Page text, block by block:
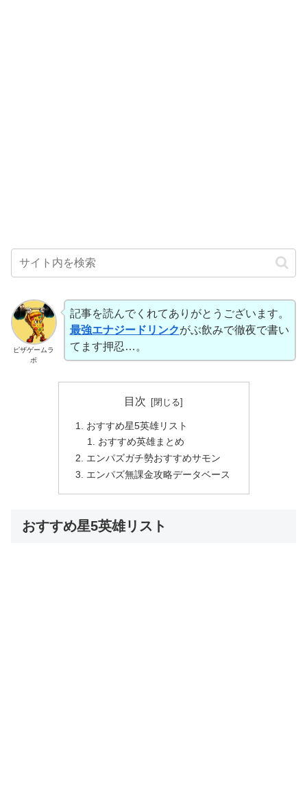
ピザゲームラ
ボ
記事を読んでくれてありがとうございます。
最強エナジードリンクがぶ飲みで徹夜で書い
てます押忍…。
目次
おすすめ星5英雄リスト
おすすめ英雄まとめ
エンパズガチ勢おすすめサモン
エンパズ無課金攻略データベース
おすすめ星5英雄リスト